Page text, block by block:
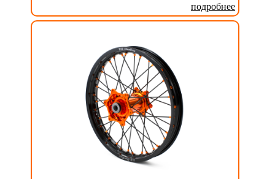
подробнее